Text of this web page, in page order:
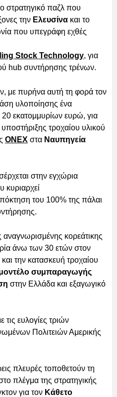
στρατηγικό παζλ που
την Ελευσίνα και το
που υπεγράφη εχθές
Stock Technology, για
hub συντήρησης τρένων.
με πυρήνα αυτή τη φορά τον
υλοποίησης ένα
εκατομμυρίων ευρώ, για
τροχαίου υλικού
ONEX στα Ναυπηγεία
στην εγχώρια
κυριαρχεί
του 100% της πάλαι
κορεάτικης
άνω των 30 ετών στον
την κατασκευή τροχαίου
συμπαραγωγής
στην Ελλάδα και εξαγωγικό
τις ευλογίες τριών
Πολιτειών Αμερικής
πλευρές τοποθετούν τη
πλέγμα της στρατηγικής
για τον Κάθετο